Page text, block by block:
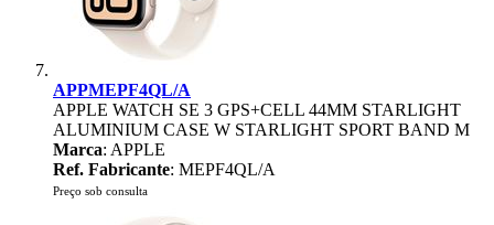
APPMEPF4QL/A
APPLE WATCH SE 3 GPS+CELL 44MM STARLIGHT
ALUMINIUM CASE W STARLIGHT SPORT BAND M
Marca: APPLE
Ref. Fabricante: MEPF4QL/A
Preço sob consulta